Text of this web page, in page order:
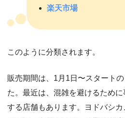
楽天市場
このように分類されます。
販売期間は、1月1日〜スタート
た。最近は、混雑を避けるため
する店舗もあります。ヨドバシ